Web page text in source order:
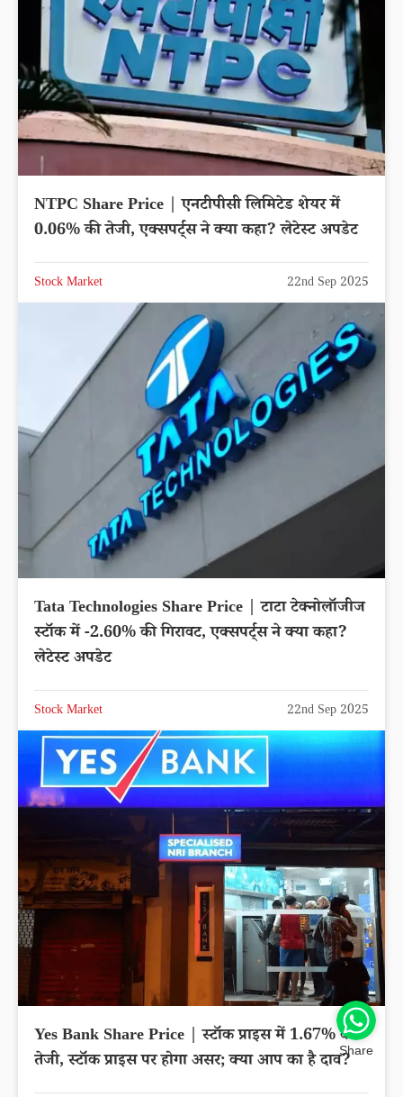
NTPC Share Price | एनटीपीसी लिमिटेड शेयर में
0.06% की तेजी, एक्सपर्ट्स ने क्या कहा? लेटेस्ट अपडेट
Stock Market 22nd Sep 2025
Tata Technologies Share Price | टाटा टेक्नोलॉजीज
स्टॉक में -2.60% की गिरावट, एक्सपर्ट्स ने क्या कहा?
लेटेस्ट अपडेट
Stock Market 22nd Sep 2025
Yes Bank Share Price | स्टॉक प्राइस में 1.67% की
तेजी, स्टॉक प्राइस पर होगा असर; क्या आप का है दाव?Share